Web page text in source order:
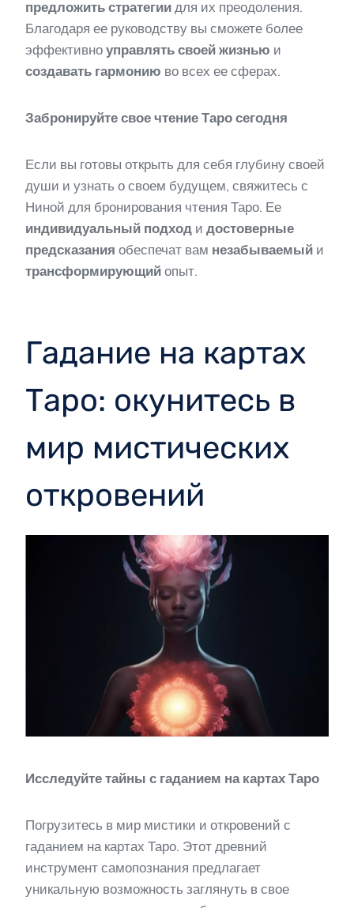
предложить стратегии для их преодоления.
Благодаря ее руководству вы сможете более
эффективно управлять своей жизнью и
создавать гармонию во всех ее сферах.
Забронируйте свое чтение Таро сегодня
Если вы готовы открыть для себя глубину своей
души и узнать о своем будущем, свяжитесь с
Ниной для бронирования чтения Таро. Ее
индивидуальный подход и достоверные
предсказания обеспечат вам незабываемый и
трансформирующий опыт.
Гадание на картах
Таро: окунитесь в
мир мистических
откровений
Исследуйте тайны с гаданием на картах Таро
Погрузитесь в мир мистики и откровений с
гаданием на картах Таро. Этот древний
инструмент самопознания предлагает
уникальную возможность заглянуть в свое